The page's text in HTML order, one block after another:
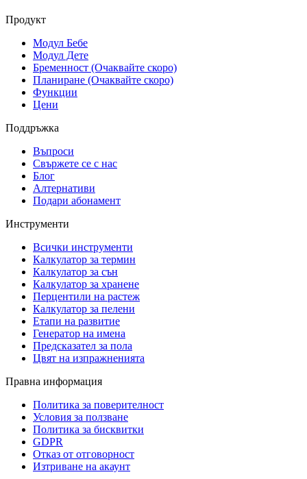
Продукт
Модул Бебе
Модул Дете
Бременност (Очаквайте скоро)
Планиране (Очаквайте скоро)
Функции
Цени
Поддръжка
Въпроси
Свържете се с нас
Блог
Алтернативи
Подари абонамент
Инструменти
Всички инструменти
Калкулатор за термин
Калкулатор за сън
Калкулатор за хранене
Перцентили на растеж
Калкулатор за пелени
Етапи на развитие
Генератор на имена
Предсказател за пола
Цвят на изпражненията
Правна информация
Политика за поверителност
Условия за ползване
Политика за бисквитки
GDPR
Отказ от отговорност
Изтриване на акаунт